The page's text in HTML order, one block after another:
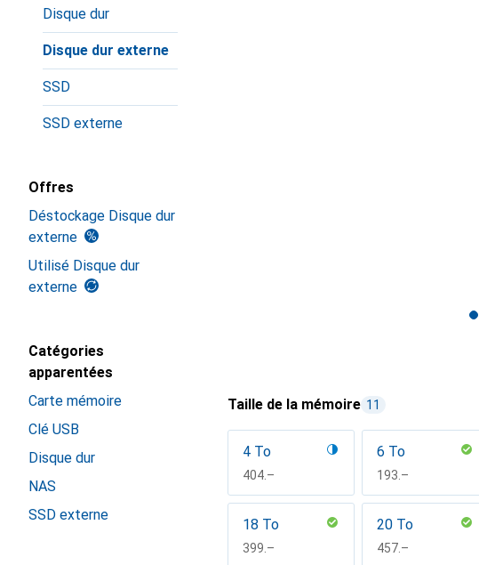
Disque dur
Disque dur externe
SSD
SSD externe
Offres
Déstockage Disque dur
externe
Utilisé Disque dur
externe
Catégories
apparentées
Carte mémoire
Clé USB
Disque dur
NAS
SSD externe
Taille de la mémoire 11
4 To
CHF
404.–
6 To
CHF
193.–
18 To
CHF
399.–
20 To
CHF
457.–